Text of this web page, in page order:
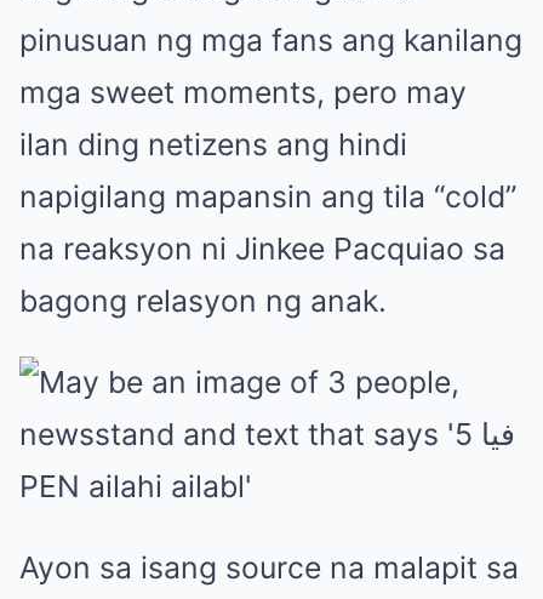
pinusuan ng mga fans ang kanilang
mga sweet moments, pero may
ilan ding netizens ang hindi
napigilang mapansin ang tila “cold”
na reaksyon ni Jinkee Pacquiao sa
bagong relasyon ng anak.
Ayon sa isang source na malapit sa